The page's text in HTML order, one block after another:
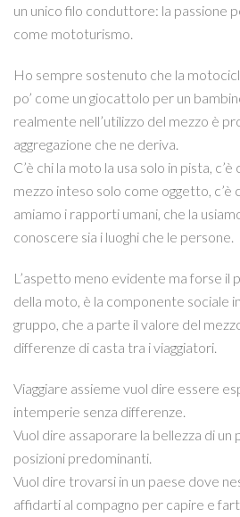
un unico filo conduttore: la passione
come mototurismo.
Ho sempre sostenuto che la
po’ come un giocattolo per un
realmente nell’utilizzo del mezzo è
aggregazione che ne deriva.
C’è chi la moto la usa solo in pista,
mezzo inteso solo come oggetto, c’è
amiamo i rapporti umani, che la
conoscere sia i luoghi che le persone.
L’aspetto meno evidente ma forse il
della moto, è la componente sociale
gruppo, che a parte il valore del
differenze di casta tra i viaggiatori.
Viaggiare assieme vuol dire essere
intemperie senza differenze.
Vuol dire assaporare la bellezza di un
posizioni predominanti.
Vuol dire trovarsi in un paese dove
affidarti al compagno per capire e